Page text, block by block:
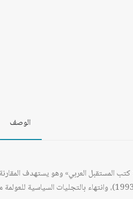
الوصف
المستقبل العربي» وهو يستهدف